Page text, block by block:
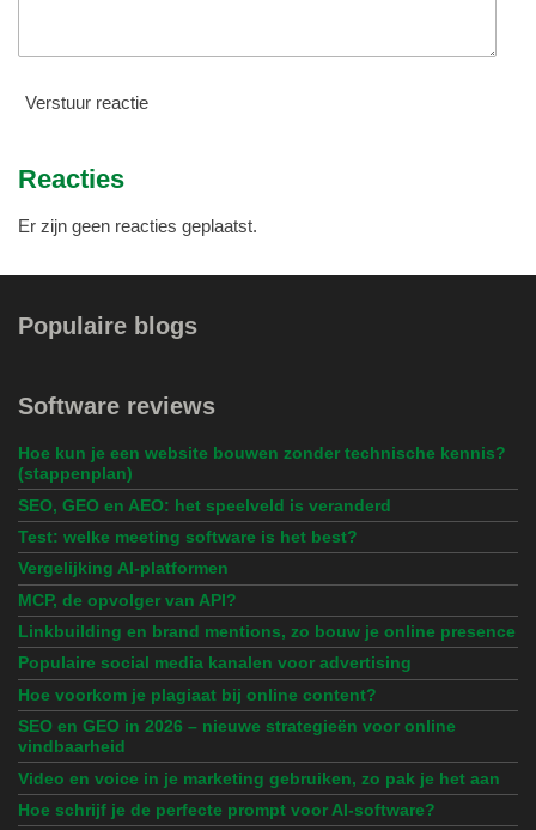
Verstuur reactie
Reacties
Er zijn geen reacties geplaatst.
Populaire blogs
Software reviews
Hoe kun je een website bouwen zonder technische kennis?
(stappenplan)
SEO, GEO en AEO: het speelveld is veranderd
Test: welke meeting software is het best?
Vergelijking AI-platformen
MCP, de opvolger van API?
Linkbuilding en brand mentions, zo bouw je online presence
Populaire social media kanalen voor advertising
Hoe voorkom je plagiaat bij online content?
SEO en GEO in 2026 – nieuwe strategieën voor online
vindbaarheid
Video en voice in je marketing gebruiken, zo pak je het aan
Hoe schrijf je de perfecte prompt voor AI-software?